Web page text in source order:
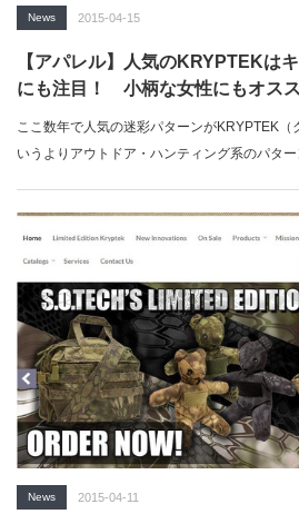
News 2015-04-15
【アパレル】人気のKRYPTEKは
にも注目！ 小柄な女性にもオスス
ここ数年で人気の迷彩パターンがKRYPTEK（
いうよりアウトドア・ハンティング系のパタ
News 2015-04-11